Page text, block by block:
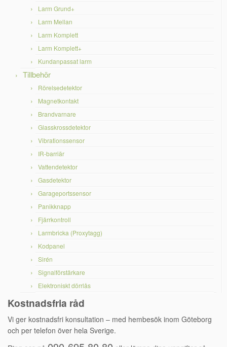
Larm Grund+
Larm Mellan
Larm Komplett
Larm Komplett+
Kundanpassat larm
Tillbehör
Rörelsedetektor
Magnetkontakt
Brandvarnare
Glasskrossdetektor
Vibrationssensor
IR-barriär
Vattendetektor
Gasdetektor
Garageportssensor
Panikknapp
Fjärrkontroll
Larmbricka (Proxytagg)
Kodpanel
Sirén
Signalförstärkare
Elektroniskt dörrlås
Kostnadsfria råd
Vi ger kostnadsfri konsultation – med hembesök inom Göteborg
och per telefon över hela Sverige.